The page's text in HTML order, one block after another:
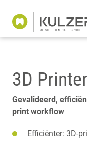
3D
Gevalideerd,
print workflow
Efficiënter: 3D-